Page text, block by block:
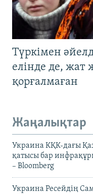
Түркімен
елінде де, жат
қорғалмаған
Жаңалықтар
Украина КҚК-дағы
қатысы бар
– Bloomberg
Украина Ресейдің